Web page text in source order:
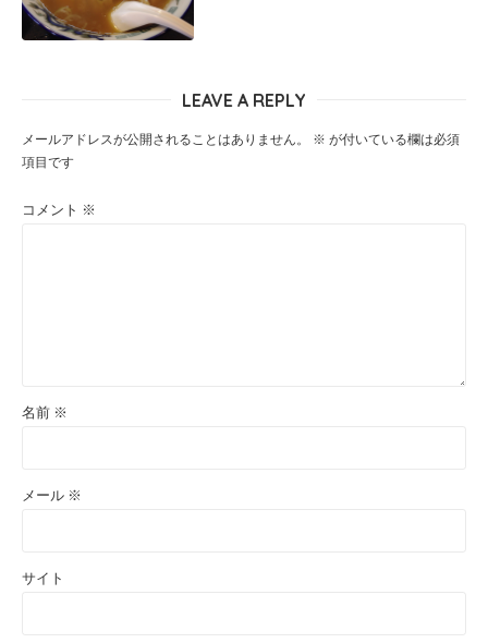
LEAVE A REPLY
メールアドレスが公開されることはありません。 ※ が付いている欄は必須
項目です
コメント ※
名前 ※
メール ※
サイト